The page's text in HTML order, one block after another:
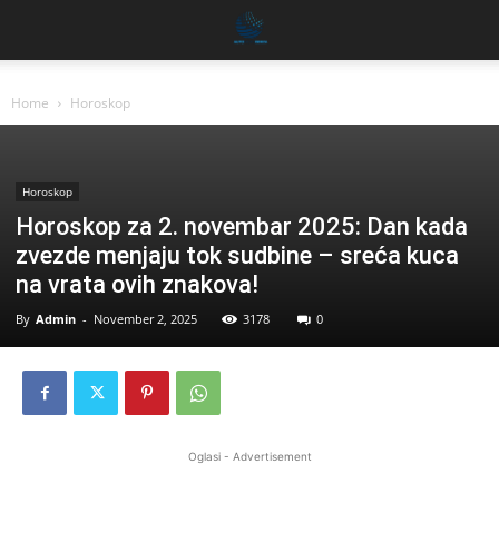
Home Horoskop
Horoskop
Horoskop za 2. novembar 2025: Dan kada
zvezde menjaju tok sudbine – sreća kuca
na vrata ovih znakova!
By Admin - November 2, 2025 3178 0
Oglasi - Advertisement